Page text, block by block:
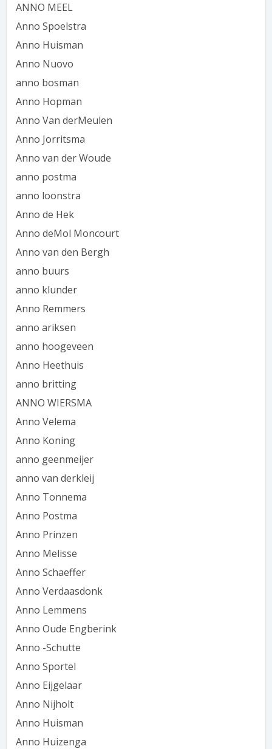
ANNO MEEL
Anno Spoelstra
Anno Huisman
Anno Nuovo
anno bosman
Anno Hopman
Anno Van derMeulen
Anno Jorritsma
Anno van der Woude
anno postma
anno loonstra
Anno de Hek
Anno deMol Moncourt
Anno van den Bergh
anno buurs
anno klunder
Anno Remmers
anno ariksen
anno hoogeveen
Anno Heethuis
anno britting
ANNO WIERSMA
Anno Velema
Anno Koning
anno geenmeijer
anno van derkleij
Anno Tonnema
Anno Postma
Anno Prinzen
Anno Melisse
Anno Schaeffer
Anno Verdaasdonk
Anno Lemmens
Anno Oude Engberink
Anno -Schutte
Anno Sportel
Anno Eijgelaar
Anno Nijholt
Anno Huisman
Anno Huizenga